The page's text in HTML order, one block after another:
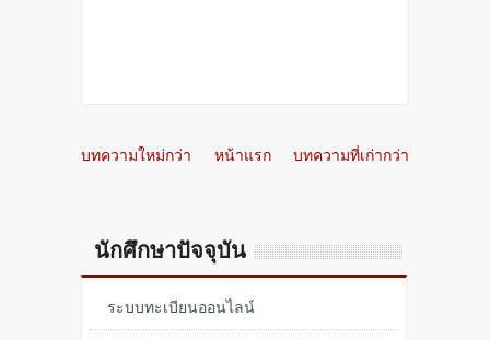
บทความใหม่กว่า หน้าแรก บทความที่เก่ากว่า
นักศึกษาปัจจุบัน
ระบบทะเบียนออนไลน์